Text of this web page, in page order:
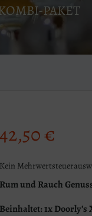
PAKET
42,50€
Kein
Rum und Rauch
Beinhaltet: 1x